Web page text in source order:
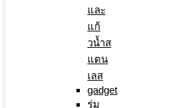
และ
แก้
วน้ำส
แตน
เลส
gadget
ร่ม